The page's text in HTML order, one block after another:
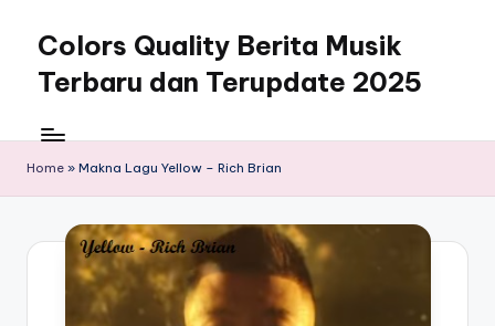
content
Colors Quality Berita Musik
Terbaru dan Terupdate 2025
Home » Makna Lagu Yellow – Rich Brian